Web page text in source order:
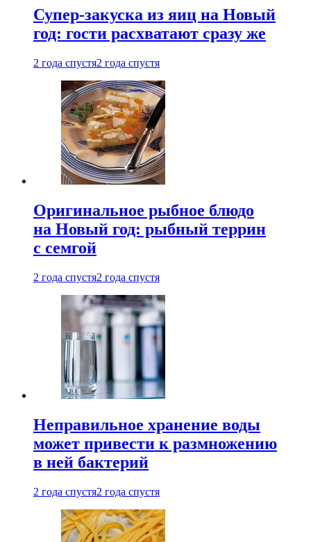
Супер-закуска из яиц на Новый
год: гости расхватают сразу же
2 года спустя2 года спустя
Оригинальное рыбное блюдо
на Новый год: рыбный террин
с семгой
2 года спустя2 года спустя
Неправильное хранение воды
может привести к размножению
в ней бактерий
2 года спустя2 года спустя